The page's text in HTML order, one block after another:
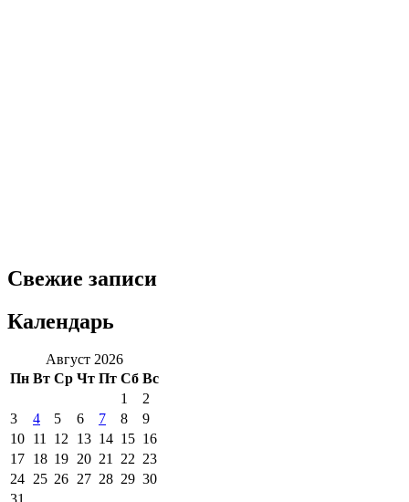
Свежие записи
Календарь
Август 2026
Пн Вт Ср Чт Пт Сб Вс
1
2
3
4 5 6 7 8
9
10 11 12 13 14 15 16
17 18 19 20 21 22 23
24 25 26 27 28 29 30